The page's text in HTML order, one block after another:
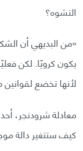
التشوه؟
«من البديهي أن
يكون كرويًا. لكن
لأنها تخضع لقوانين
معادلة شرودنجر،
كيف ستتغير دالة